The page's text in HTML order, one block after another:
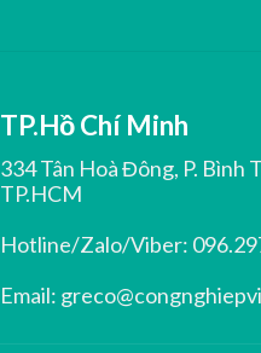
TP.Hồ Chí Minh
334 Tân Hoà Đông, P. Bình
TP.HCM
Hotline/Zalo/Viber:
Email: